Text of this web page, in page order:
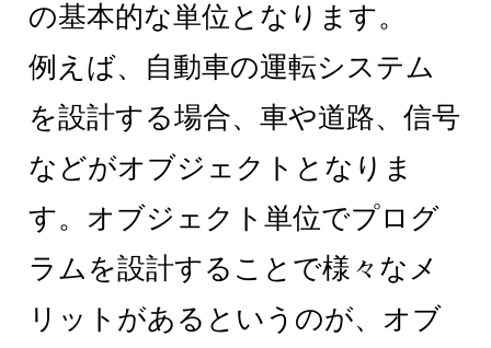
の基本的な単位となります。
例えば、自動車の運転システム
を設計する場合、車や道路、信号
などがオブジェクトとなりま
す。オブジェクト単位でプログ
ラムを設計することで様々なメ
リットがあるというのが、オブ